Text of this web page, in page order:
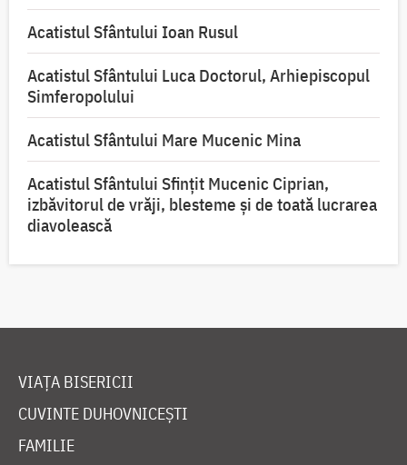
Acatistul Sfântului Ioan Rusul
Acatistul Sfântului Luca Doctorul, Arhiepiscopul
Simferopolului
Acatistul Sfântului Mare Mucenic Mina
Acatistul Sfântului Sfințit Mucenic Ciprian,
izbăvitorul de vrăji, blesteme și de toată lucrarea
diavolească
VIAȚA BISERICII
CUVINTE DUHOVNICEȘTI
FAMILIE